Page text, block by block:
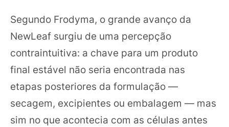
Segundo Frodyma, o grande avanço da
NewLeaf surgiu de uma percepção
contraintuitiva: a chave para um produto
final estável não seria encontrada nas
etapas posteriores da formulação —
secagem, excipientes ou embalagem — mas
sim no que acontecia com as células antes